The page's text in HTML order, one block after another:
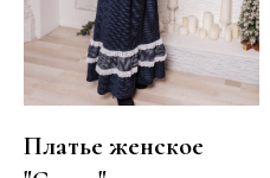
Платье женское